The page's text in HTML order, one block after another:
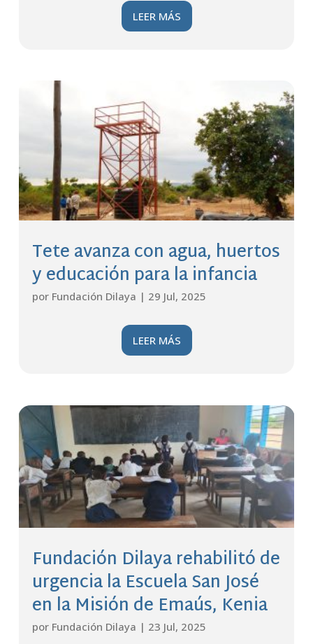
LEER MÁS
Tete avanza con agua, huertos
y educación para la infancia
por Fundación Dilaya | 29 Jul, 2025
LEER MÁS
Fundación Dilaya rehabilitó de
urgencia la Escuela San José
en la Misión de Emaús, Kenia
por Fundación Dilaya | 23 Jul, 2025